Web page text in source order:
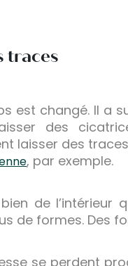
traces
est changé. Il a
des
laisser des
, par exemple.
de
de formes. Des
se perdent